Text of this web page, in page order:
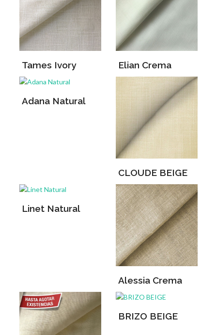
Tames Ivory Elian Crema
Adana Natural
CLOUDE BEIGE
Linet Natural
Alessia Crema
BRIZO BEIGE